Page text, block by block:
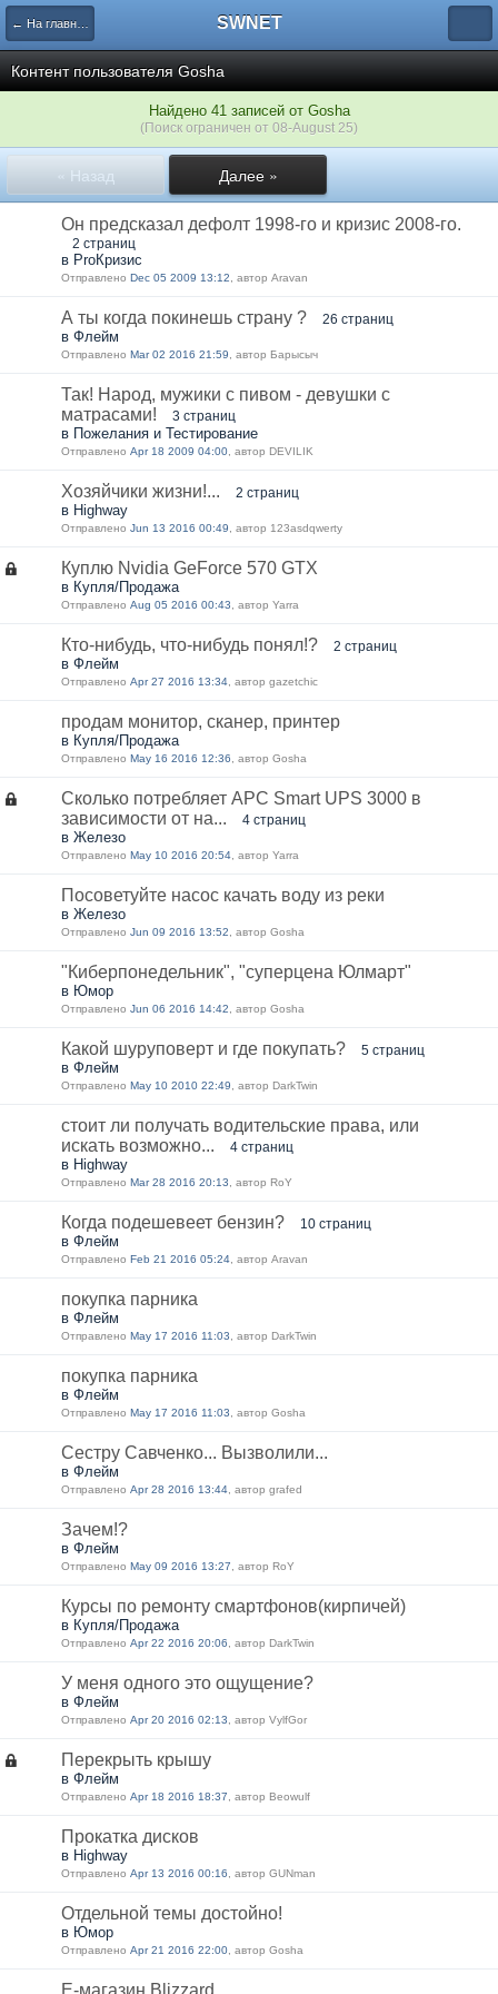
← На главную страницу SWNET
Контент пользователя Gosha
Найдено 41 записей от Gosha
(Поиск ограничен от 08-August 25)
« Назад Далее »
Он предсказал дефолт 1998-го и кризис 2008-го.
2 страниц
в ProКризис
Отправлено Dec 05 2009 13:12 , автор Aravan
А ты когда покинешь страну ? 26 страниц
в Флейм
Отправлено Mar 02 2016 21:59 , автор Барысыч
Так! Народ, мужики с пивом - девушки с
матрасами!
3 страниц
в Пожелания и Тестирование
Отправлено Apr 18 2009 04:00 , автор DEVILIK
Хозяйчики жизни!... 2 страниц
в Highway
Отправлено Jun 13 2016 00:49 , автор 123asdqwerty
Куплю Nvidia GeForce 570 GTX
в Купля/Продажа
Отправлено Aug 05 2016 00:43 , автор Yarra
Кто-нибудь, что-нибудь понял!? 2 страниц
в Флейм
Отправлено Apr 27 2016 13:34 , автор gazetchic
продам монитор, сканер, принтер
в Купля/Продажа
Отправлено May 16 2016 12:36 , автор Gosha
Сколько потребляет APC Smart UPS 3000 в
зависимости от на...
4 страниц
в Железо
Отправлено May 10 2016 20:54 , автор Yarra
Посоветуйте насос качать воду из реки
в Железо
Отправлено Jun 09 2016 13:52 , автор Gosha
"Киберпонедельник", "суперцена Юлмарт"
в Юмор
Отправлено Jun 06 2016 14:42 , автор Gosha
Какой шуруповерт и где покупать? 5 страниц
в Флейм
Отправлено May 10 2010 22:49 , автор DarkTwin
стоит ли получать водительские права, или
искать возможно...
4 страниц
в Highway
Отправлено Mar 28 2016 20:13 , автор RoY
Когда подешевеет бензин? 10 страниц
в Флейм
Отправлено Feb 21 2016 05:24 , автор Aravan
покупка парника
в Флейм
Отправлено May 17 2016 11:03 , автор DarkTwin
покупка парника
в Флейм
Отправлено May 17 2016 11:03 , автор Gosha
Сестру Савченко... Вызволили...
в Флейм
Отправлено Apr 28 2016 13:44 , автор grafed
Зачем!?
в Флейм
Отправлено May 09 2016 13:27 , автор RoY
Курсы по ремонту смартфонов(кирпичей)
в Купля/Продажа
Отправлено Apr 22 2016 20:06 , автор DarkTwin
У меня одного это ощущение?
в Флейм
Отправлено Apr 20 2016 02:13 , автор VylfGor
Перекрыть крышу
в Флейм
Отправлено Apr 18 2016 18:37 , автор Beowulf
Прокатка дисков
в Highway
Отправлено Apr 13 2016 00:16 , автор GUNman
Отдельной темы достойно!
в Юмор
Отправлено Apr 21 2016 22:00 , автор Gosha
E-магазин Blizzard